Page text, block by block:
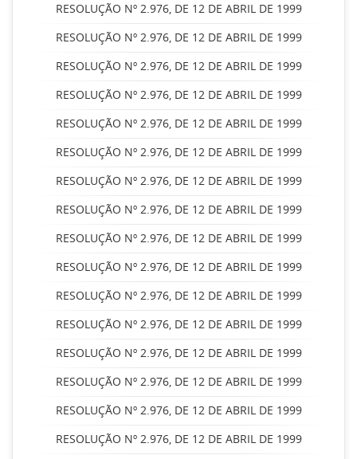
RESOLUÇÃO Nº 2.976, DE 12 DE ABRIL DE 1999
RESOLUÇÃO Nº 2.976, DE 12 DE ABRIL DE 1999
RESOLUÇÃO Nº 2.976, DE 12 DE ABRIL DE 1999
RESOLUÇÃO Nº 2.976, DE 12 DE ABRIL DE 1999
RESOLUÇÃO Nº 2.976, DE 12 DE ABRIL DE 1999
RESOLUÇÃO Nº 2.976, DE 12 DE ABRIL DE 1999
RESOLUÇÃO Nº 2.976, DE 12 DE ABRIL DE 1999
RESOLUÇÃO Nº 2.976, DE 12 DE ABRIL DE 1999
RESOLUÇÃO Nº 2.976, DE 12 DE ABRIL DE 1999
RESOLUÇÃO Nº 2.976, DE 12 DE ABRIL DE 1999
RESOLUÇÃO Nº 2.976, DE 12 DE ABRIL DE 1999
RESOLUÇÃO Nº 2.976, DE 12 DE ABRIL DE 1999
RESOLUÇÃO Nº 2.976, DE 12 DE ABRIL DE 1999
RESOLUÇÃO Nº 2.976, DE 12 DE ABRIL DE 1999
RESOLUÇÃO Nº 2.976, DE 12 DE ABRIL DE 1999
RESOLUÇÃO Nº 2.976, DE 12 DE ABRIL DE 1999